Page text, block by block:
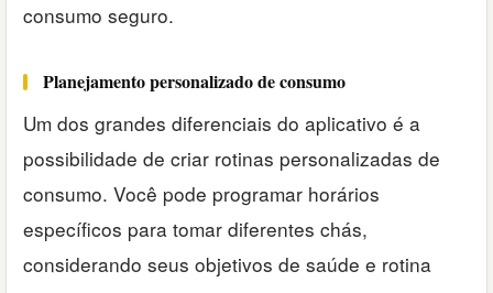
consumo seguro.
Planejamento personalizado de consumo
Um dos grandes diferenciais do aplicativo é a
possibilidade de criar rotinas personalizadas de
consumo. Você pode programar horários
específicos para tomar diferentes chás,
considerando seus objetivos de saúde e rotina